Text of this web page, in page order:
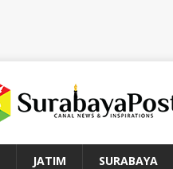
JATIM SURABAYA